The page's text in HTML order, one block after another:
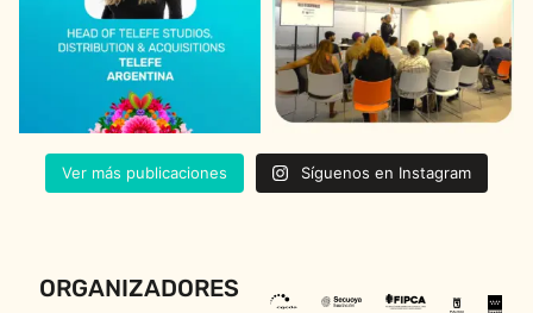
Ver más publicaciones Síguenos en Instagram
ORGANIZADORES